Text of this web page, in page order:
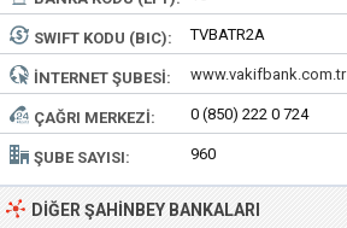
SWIFT KODU (BIC): TVBATR2A
İNTERNET ŞUBESI: www.vakifbank.com.tr
ÇAĞRI MERKEZI: 0 (850) 222 0 724
ŞUBE SAYISI: 960
DIĞER ŞAHINBEY BANKALARI